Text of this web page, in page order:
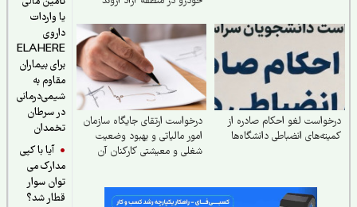
یا واردات
داروی
ELAHERE
برای بیماران
مقاوم به
شیمی‌درمانی
در سرطان
تخمدان
آیا با کپی
مدارک می
توان سوار
قطار شد؟
لغو احکام صادره از
انضباطی دانشگاه‌ها
درخواست ارتقای جایگاه سازمان
امور مالیاتی و بهبود وضعیت
شغلی و معیشتی کارکنان آن